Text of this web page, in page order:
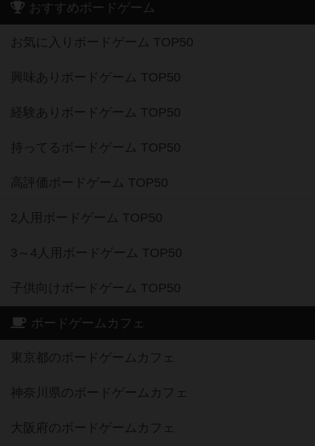
おすすめボードゲーム
お気に入りボードゲーム TOP50
興味ありボードゲーム TOP50
経験ありボードゲーム TOP50
持ってるボードゲーム TOP50
高評価ボードゲーム TOP50
2人用ボードゲーム TOP50
3～4人用ボードゲーム TOP50
子供向けボードゲーム TOP50
ボードゲームカフェ
東京都のボードゲームカフェ
神奈川県のボードゲームカフェ
大阪府のボードゲームカフェ